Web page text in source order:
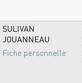
SULIVAN
JOUANNEAU
Fiche personnelle